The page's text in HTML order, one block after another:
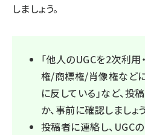
しましょう。
「他人のUGCを2次利用
権/商標権/肖像権などに
に反している」など、
か、事前に確認しましょう
投稿者に連絡し、UGCの